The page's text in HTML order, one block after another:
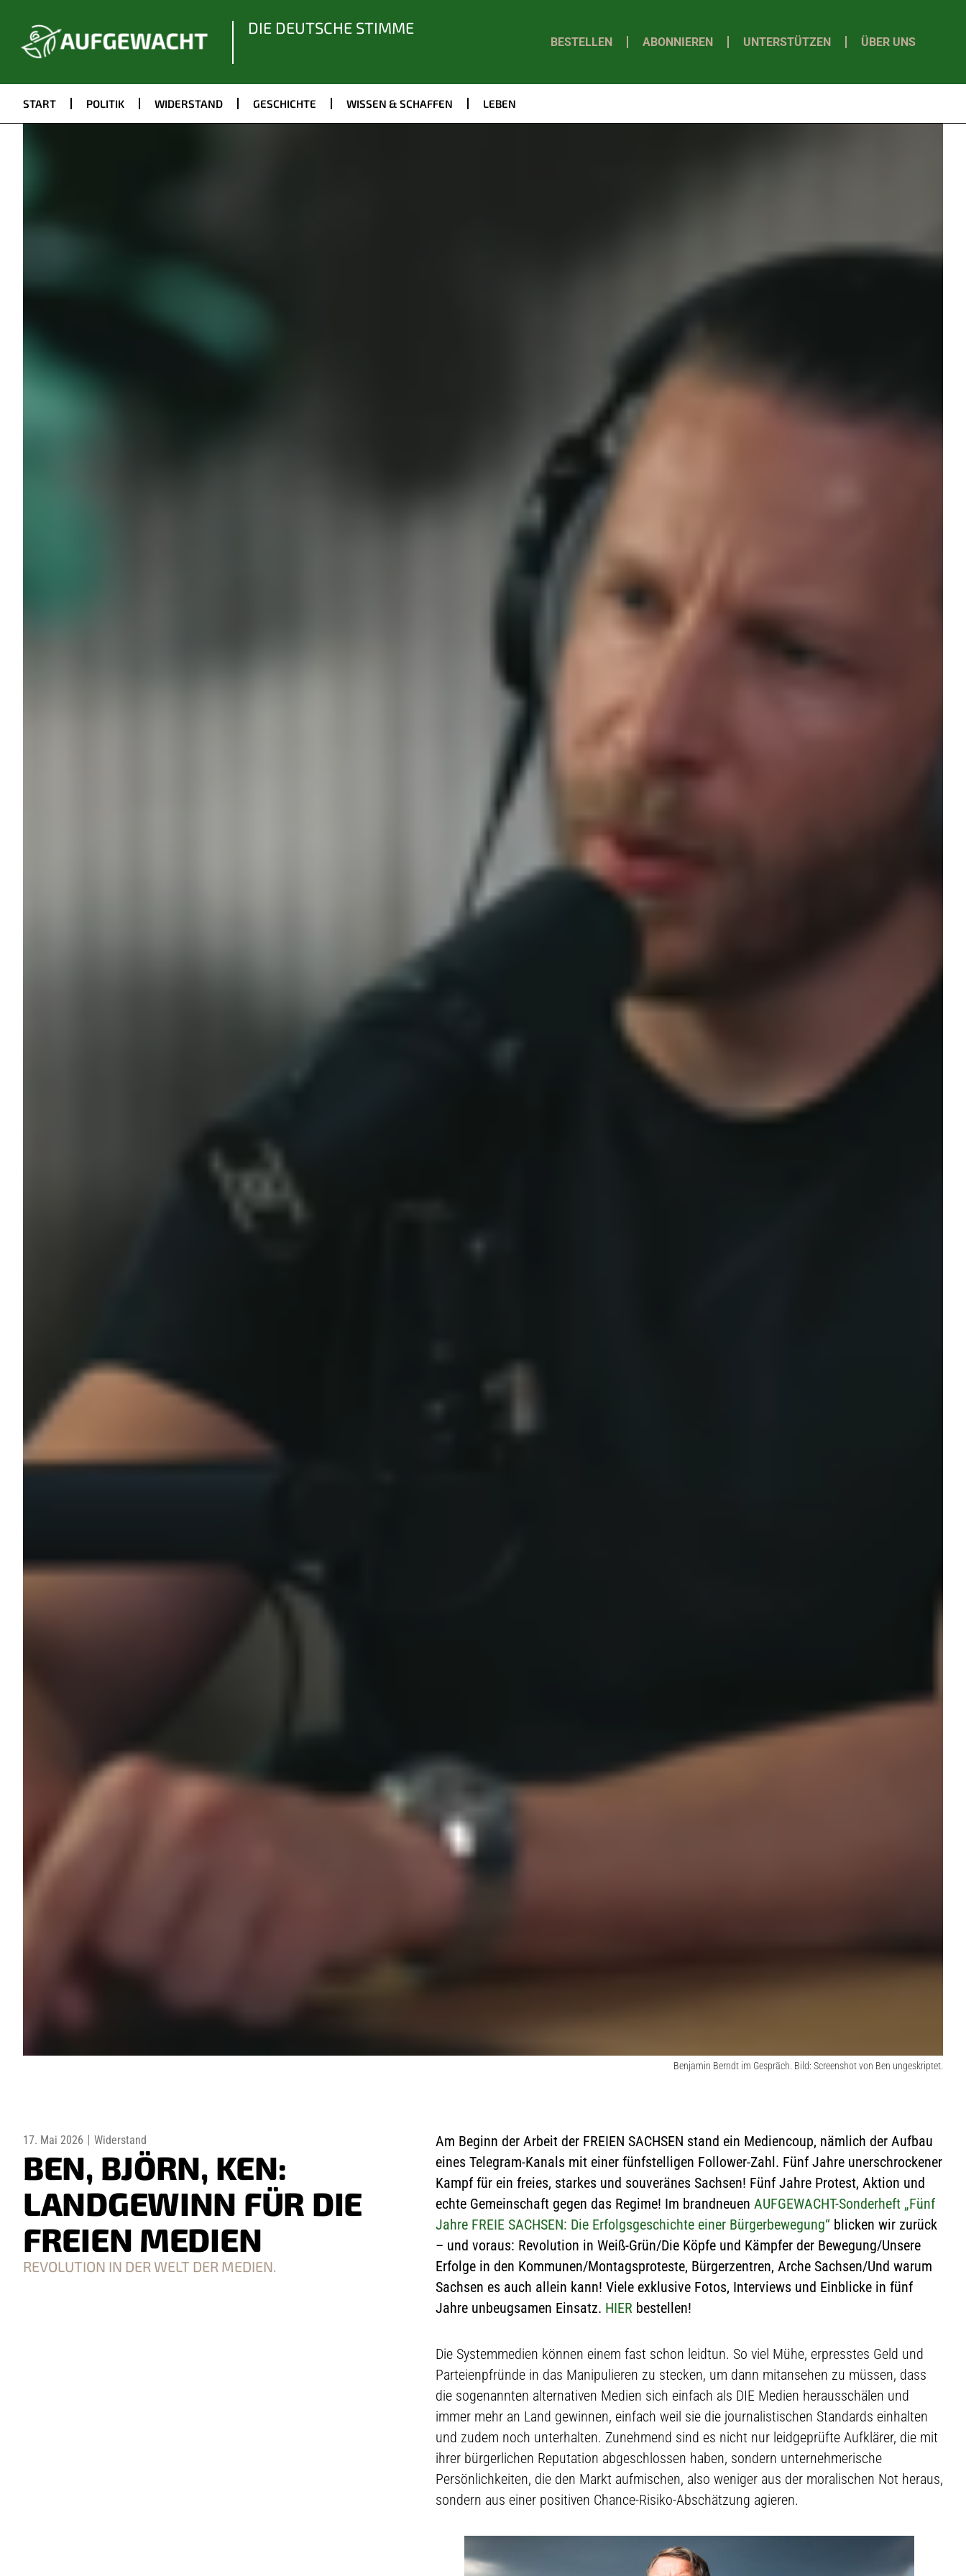
DIE DEUTSCHE STIMME
BESTELLEN ABONNIEREN UNTERSTÜTZEN ÜBER UNS
START POLITIK WIDERSTAND GESCHICHTE WISSEN & SCHAFFEN LEBEN
Benjamin Berndt im Gespräch. Bild: Screenshot von Ben ungeskriptet.
17. Mai 2026 Widerstand
BEN, BJÖRN, KEN:
LANDGEWINN FÜR DIE
FREIEN MEDIEN
REVOLUTION IN DER WELT DER MEDIEN.
Am Beginn der Arbeit der FREIEN SACHSEN stand ein Mediencoup, nämlich der Aufbau
eines Telegram-Kanals mit einer fünfstelligen Follower-Zahl. Fünf Jahre unerschrockener
Kampf für ein freies, starkes und souveränes Sachsen! Fünf Jahre Protest, Aktion und
echte Gemeinschaft gegen das Regime! Im brandneuen AUFGEWACHT-Sonderheft „Fünf
Jahre FREIE SACHSEN: Die Erfolgsgeschichte einer Bürgerbewegung“ blicken wir zurück
– und voraus: Revolution in Weiß-Grün/Die Köpfe und Kämpfer der Bewegung/Unsere
Erfolge in den Kommunen/Montagsproteste, Bürgerzentren, Arche Sachsen/Und warum
Sachsen es auch allein kann! Viele exklusive Fotos, Interviews und Einblicke in fünf
Jahre unbeugsamen Einsatz. HIER bestellen!
Die Systemmedien können einem fast schon leidtun. So viel Mühe, erpresstes Geld und
Parteienpfründe in das Manipulieren zu stecken, um dann mitansehen zu müssen, dass
die sogenannten alternativen Medien sich einfach als DIE Medien herausschälen und
immer mehr an Land gewinnen, einfach weil sie die journalistischen Standards einhalten
und zudem noch unterhalten. Zunehmend sind es nicht nur leidgeprüfte Aufklärer, die mit
ihrer bürgerlichen Reputation abgeschlossen haben, sondern unternehmerische
Persönlichkeiten, die den Markt aufmischen, also weniger aus der moralischen Not heraus,
sondern aus einer positiven Chance-Risiko-Abschätzung agieren.